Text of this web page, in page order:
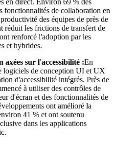
en direct. Environ 69 % des
fonctionnalités de collaboration en
des équipes de près de
réduit les frictions de transfert de
renforcé l'adoption par les
et hybrides.
axées sur l'accessibilité :En
logiciels de conception UI et UX
d'accessibilité intégrés. Près de
à utiliser des contrôles de
d'écran et des fonctionnalités de
ont amélioré la
41 % et ont soutenu
dans les applications